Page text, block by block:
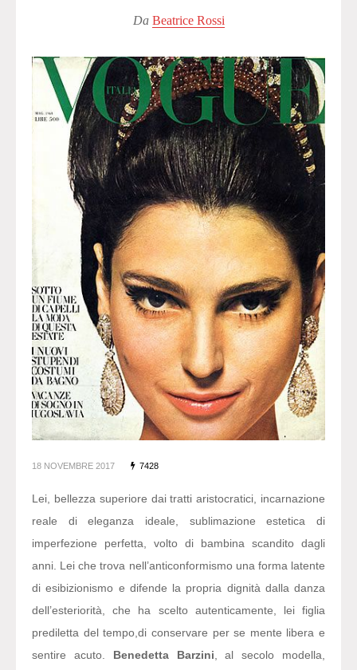
Da Beatrice Rossi
18 NOVEMBRE 2017 7428
Lei, bellezza superiore dai tratti aristocratici, incarnazione
reale di eleganza ideale, sublimazione estetica di
imperfezione perfetta, volto di bambina scandito dagli
anni. Lei che trova nell’anticonformismo una forma latente
di esibizionismo e difende la propria dignità dalla danza
dell’esteriorità, che ha scelto autenticamente, lei figlia
prediletta del tempo,di conservare per se mente libera e
sentire acuto. Benedetta Barzini , al secolo modella,